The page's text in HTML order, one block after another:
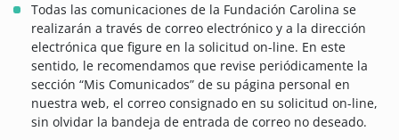
Todas las comunicaciones de la Fundación Carolina se
realizarán a través de correo electrónico y a la dirección
electrónica que figure en la solicitud on-line. En este
sentido, le recomendamos que revise periódicamente la
sección “Mis Comunicados” de su página personal en
nuestra web, el correo consignado en su solicitud on-line,
sin olvidar la bandeja de entrada de correo no deseado.